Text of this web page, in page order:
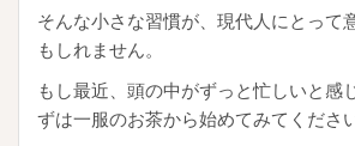
そんな小さな習慣が、現代人にとって
もしれません。
もし最近、頭の中がずっと忙しいと感
ずは一服のお茶から始めてみてください